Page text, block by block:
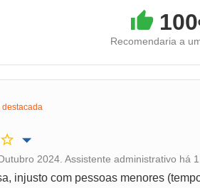
100
Recomendaria a
de promoção
2024. Assistente administrativo há
injusto com pessoas menores